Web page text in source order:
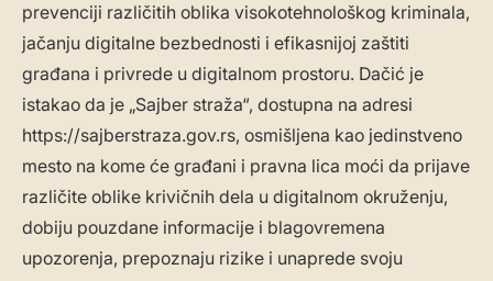
prevenciji različitih oblika visokotehnološkog kriminala,
jačanju digitalne bezbednosti i efikasnijoj zaštiti
građana i privrede u digitalnom prostoru. Dačić je
istakao da je „Sajber straža“, dostupna na adresi
https://sajberstraza.gov.rs, osmišljena kao jedinstveno
mesto na kome će građani i pravna lica moći da prijave
različite oblike krivičnih dela u digitalnom okruženju,
dobiju pouzdane informacije i blagovremena
upozorenja, prepoznaju rizike i unaprede svoju